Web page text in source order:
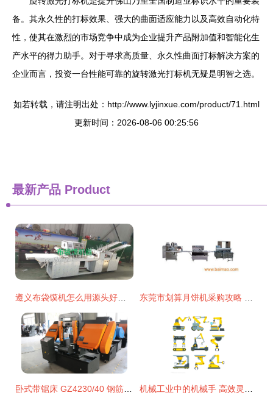
备。其永久性的打标效果、强大的曲面适应能力以及高效自动化特
性，使其在激烈的市场竞争中成为企业提升产品附加值和智能化生
产水平的得力助手。对于寻求高质量、永久性曲面打标解决方案的
企业而言，投资一台性能可靠的旋转激光打标机无疑是明智之选。
如若转载，请注明出处：http://www.lyjinxue.com/product/71.html
更新时间：2026-08-06 00:25:56
最新产品 Product